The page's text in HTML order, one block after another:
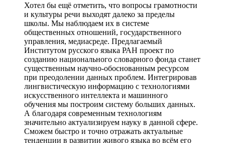
Хотел бы ещё отметить, что вопросы грамотности
и культуры речи выходят далеко за пределы
школы. Мы наблюдаем их в системе
общественных отношений, государственного
управления, медиасреде. Предлагаемый
Институтом русского языка РАН проект по
созданию национального словарного фонда станет
существенным научно-обоснованным ресурсом
при преодолении данных проблем. Интегрировав
лингвистическую информацию с технологиями
искусственного интеллекта и машинного
обучения мы построим систему больших данных.
А благодаря современным технологиям
значительно актуализируем науку в данной сфере.
Сможем быстро и точно отражать актуальные
тенденции в развитии живого языка во всём его